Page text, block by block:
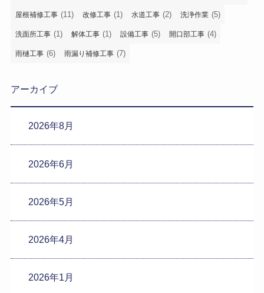
屋根補修工事 (11) 改修工事 (1) 水道工事 (2) 洗浄作業 (5)
洗面所工事 (1) 解体工事 (1) 設備工事 (5) 開口部工事 (4)
雨樋工事 (6) 雨漏り補修工事 (7)
アーカイブ
2026年8月
2026年6月
2026年5月
2026年4月
2026年1月